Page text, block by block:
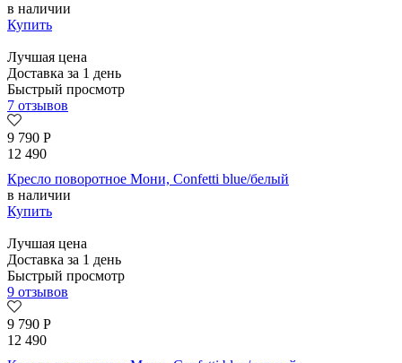
в наличии
Купить
Лучшая цена
Доставка за 1 день
Быстрый просмотр
7 отзывов
9 790 Р
12 490
Кресло поворотное Мони, Confetti blue/белый
в наличии
Купить
Лучшая цена
Доставка за 1 день
Быстрый просмотр
9 отзывов
9 790 Р
12 490